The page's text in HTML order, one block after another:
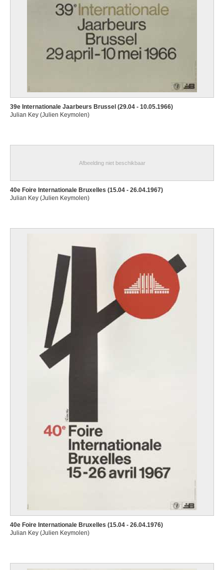
39e Internationale Jaarbeurs Brussel (29.04 - 10.05.1966)
Julian Key (Julien Keymolen)
Afbeelding niet beschikbaar
40e Foire Internationale Bruxelles (15.04 - 26.04.1967)
Julian Key (Julien Keymolen)
40e Foire Internationale Bruxelles (15.04 - 26.04.1976)
Julian Key (Julien Keymolen)